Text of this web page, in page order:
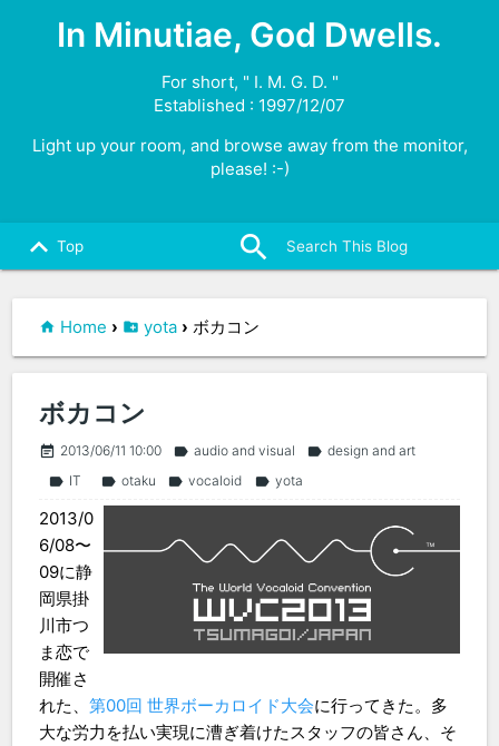
In Minutiae, God Dwells.
For short, " I. M. G. D. "
Established : 1997/12/07
Light up your room, and browse away from the monitor,
please! :-)
keyboard_arrow_up Top search
Home › yota › ボカコン
ボカコン
event_note 2013/06/11 10:00 label audio and visual label design and art
label IT label otaku label vocaloid label yota
2013/0
6/08〜
09に静
岡県掛
川市つ
ま恋で
開催さ
れた、第00回 世界ボーカロイド大会に行ってきた。多
大な労力を払い実現に漕ぎ着けたスタッフの皆さん、そ